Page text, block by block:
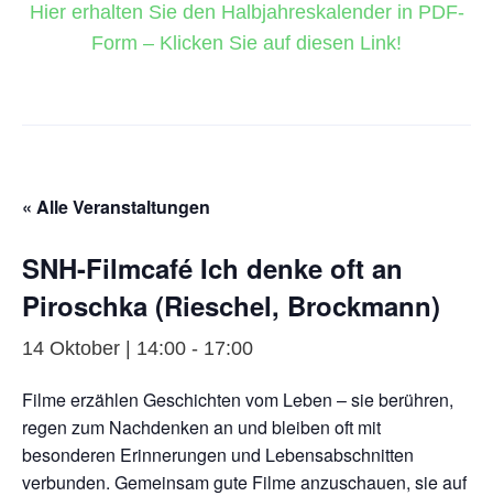
Hier erhalten Sie den Halbjahreskalender in PDF-
Form – Klicken Sie auf diesen Link!
« Alle Veranstaltungen
SNH-Filmcafé Ich denke oft an
Piroschka (Rieschel, Brockmann)
14 Oktober | 14:00 - 17:00
Filme erzählen Geschichten vom Leben – sie berühren,
regen zum Nachdenken an und bleiben oft mit
besonderen Erinnerungen und Lebensabschnitten
verbunden. Gemeinsam gute Filme anzuschauen, sie auf